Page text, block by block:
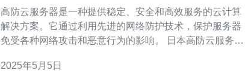
高防云服务器是一种提供稳定、安全和高效服务的云计算
解决方案。它通过利用先进的网络防护技术，保护服务器
免受各种网络攻击和恶意行为的影响。 日本高防云服务器
些它的优势： 1. 稳定性 日本高防云服务器基于先进的云计
2025年5月5日